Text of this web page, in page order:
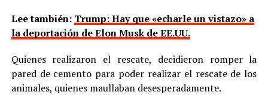
Lee también: Trump: Hay que «echarle un vistazo» a
la deportación de Elon Musk de EE.UU.
Quienes realizaron el rescate, decidieron romper la
pared de cemento para poder realizar el rescate de los
animales, quienes maullaban desesperadamente.